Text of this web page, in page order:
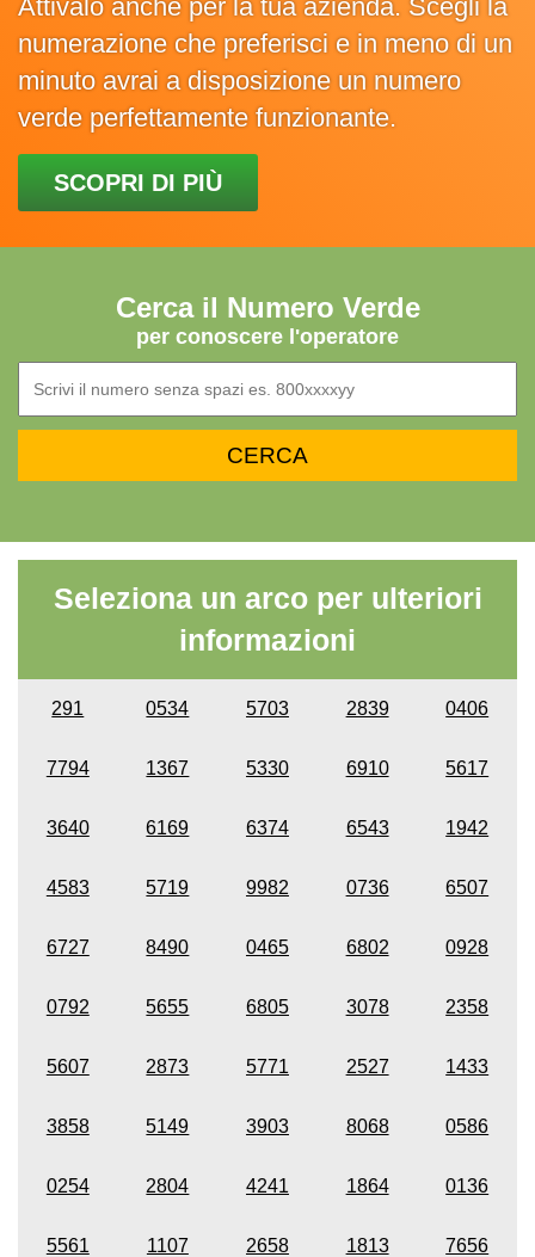
Attivalo anche per la tua azienda. Scegli la
numerazione che preferisci e in meno di un
minuto avrai a disposizione un numero
verde perfettamente funzionante.
SCOPRI DI PIÙ
Cerca il Numero Verde
per conoscere l'operatore
Seleziona un arco per ulteriori
informazioni
291 0534 5703 2839 0406
7794 1367 5330 6910 5617
3640 6169 6374 6543 1942
4583 5719 9982 0736 6507
6727 8490 0465 6802 0928
0792 5655 6805 3078 2358
5607 2873 5771 2527 1433
3858 5149 3903 8068 0586
0254 2804 4241 1864 0136
5561 1107 2658 1813 7656